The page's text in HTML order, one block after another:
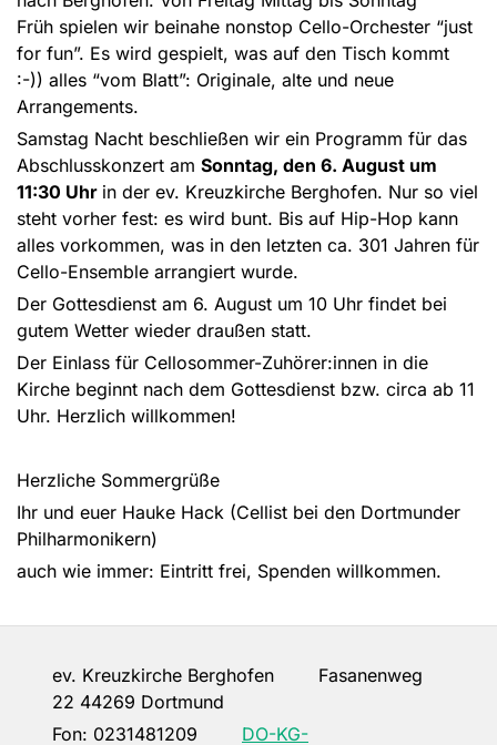
Früh spielen wir beinahe nonstop Cello-Orchester “just
for fun”. Es wird gespielt, was auf den Tisch kommt
:-)) alles “vom Blatt”: Originale, alte und neue
Arrangements.
Samstag Nacht beschließen wir ein Programm für das
Abschlusskonzert am Sonntag, den 6. August um
11:30 Uhr in der ev. Kreuzkirche Berghofen. Nur so viel
steht vorher fest: es wird bunt. Bis auf Hip-Hop kann
alles vorkommen, was in den letzten ca. 301 Jahren für
Cello-Ensemble arrangiert wurde.
Der Gottesdienst am 6. August um 10 Uhr findet bei
gutem Wetter wieder draußen statt.
Der Einlass für Cellosommer-Zuhörer:innen in die
Kirche beginnt nach dem Gottesdienst bzw. circa ab 11
Uhr. Herzlich willkommen!
Herzliche Sommergrüße
Ihr und euer Hauke Hack (Cellist bei den Dortmunder
Philharmonikern)
auch wie immer: Eintritt frei, Spenden willkommen.
ev. Kreuzkirche Berghofen Fasanenweg
22 44269 Dortmund
Fon: 0231481209 DO-KG-